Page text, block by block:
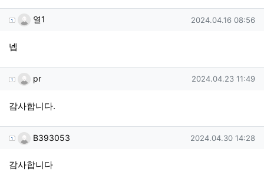
열1님의 댓글
열1 작성일
2024.04.16 08:56
넵
pr님의 댓글
pr 작성일
2024.04.23 11:49
감사합니다.
B393053님의 댓글
B393053 작성일
2024.04.30 14:28
감사합니다